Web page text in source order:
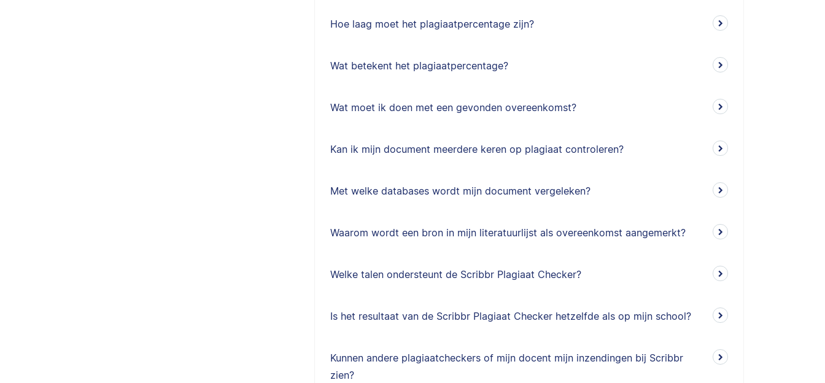
Hoe laag moet het plagiaatpercentage zijn?
Wat betekent het plagiaatpercentage?
Wat moet ik doen met een gevonden overeenkomst?
Kan ik mijn document meerdere keren op plagiaat controleren?
Met welke databases wordt mijn document vergeleken?
Waarom wordt een bron in mijn literatuurlijst als overeenkomst aangemerkt?
Welke talen ondersteunt de Scribbr Plagiaat Checker?
Is het resultaat van de Scribbr Plagiaat Checker hetzelfde als op mijn school?
Kunnen andere plagiaatcheckers of mijn docent mijn inzendingen bij Scribbr
zien?